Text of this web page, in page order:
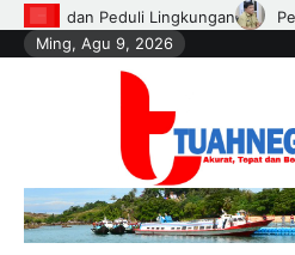
Skip
to
Pemko Pekanbaru Salurkan
Ming, Agu 9, 2026